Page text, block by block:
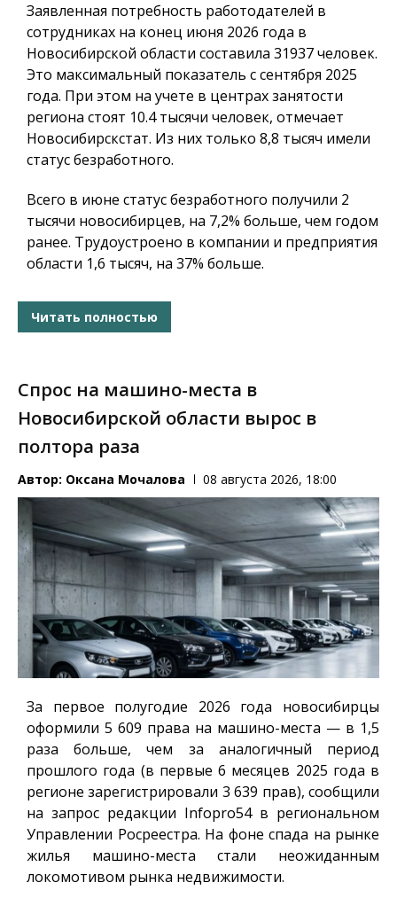
Заявленная потребность работодателей в
сотрудниках на конец июня 2026 года в
Новосибирской области составила 31937 человек.
Это максимальный показатель с сентября 2025
года. При этом на учете в центрах занятости
региона стоят 10.4 тысячи человек, отмечает
Новосибирскстат. Из них только 8,8 тысяч имели
статус безработного.
Всего в июне статус безработного получили 2
тысячи новосибирцев, на 7,2% больше, чем годом
ранее. Трудоустроено в компании и предприятия
области 1,6 тысяч, на 37% больше.
Читать полностью
Спрос на машино-места в
Новосибирской области вырос в
полтора раза
Автор: Оксана Мочалова 08 августа 2026, 18:00
За первое полугодие 2026 года новосибирцы
оформили 5 609 права на машино-места — в 1,5
раза больше, чем за аналогичный период
прошлого года (в первые 6 месяцев 2025 года в
регионе зарегистрировали 3 639 прав), сообщили
на запрос редакции Infopro54в региональном
Управлении Росреестра. На фоне спада на рынке
жилья машино-места стали неожиданным
локомотивом рынка недвижимости.